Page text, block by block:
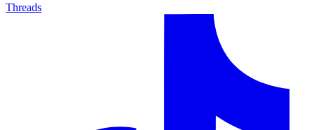
Threads